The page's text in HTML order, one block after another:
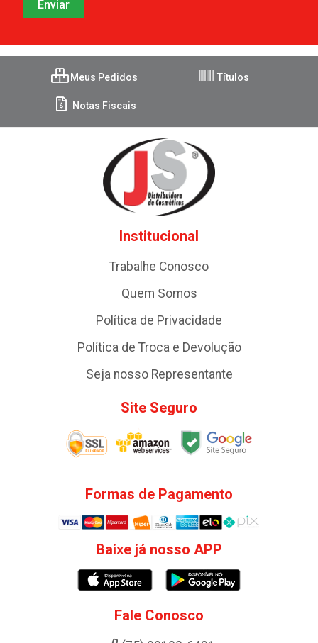
Meus Pedidos Títulos
Notas Fiscais
Institucional
Trabalhe Conosco
Quem Somos
Política de Privacidade
Política de Troca e Devolução
Seja nosso Representante
Site Seguro
Formas de Pagamento
Baixe já nosso APP
Fale Conosco